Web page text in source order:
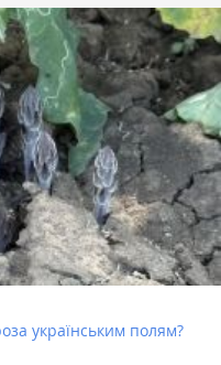
українським полям?